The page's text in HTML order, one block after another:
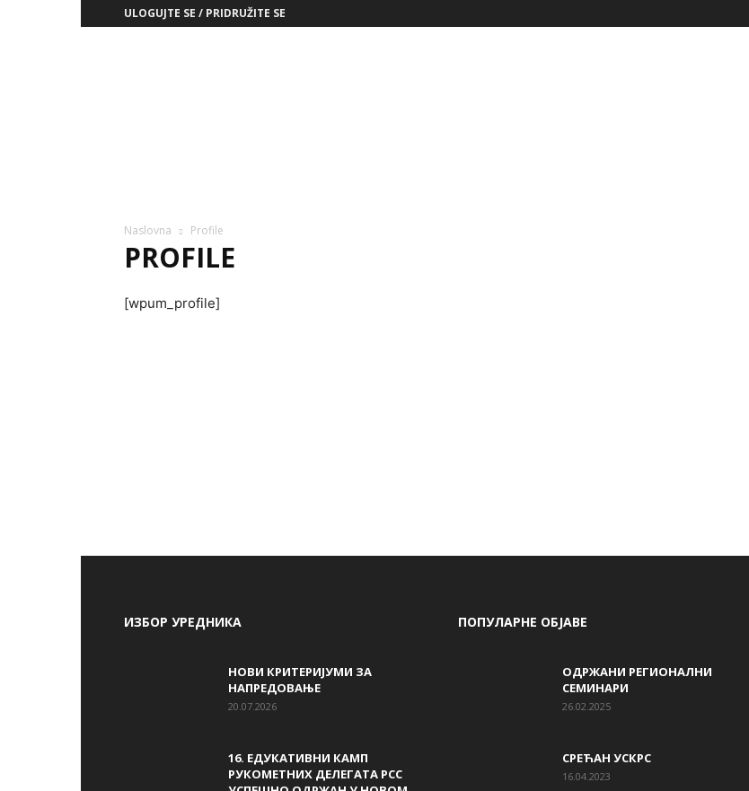
ULOGUJTE SE / PRIDRUŽITE SE
Naslovna Profile
PROFILE
[wpum_profile]
ИЗБОР УРЕДНИКА
НОВИ КРИТЕРИЈУМИ ЗА
НАПРЕДОВАЊЕ
20.07.2026
16. ЕДУКАТИВНИ КАМП
РУКОМЕТНИХ ДЕЛЕГАТА РСС
ПОПУЛАРНЕ ОБЈАВЕ
ОДРЖАНИ РЕГИОНАЛНИ
СЕМИНАРИ
26.02.2025
СРЕЋАН УСКРС
16.04.2023